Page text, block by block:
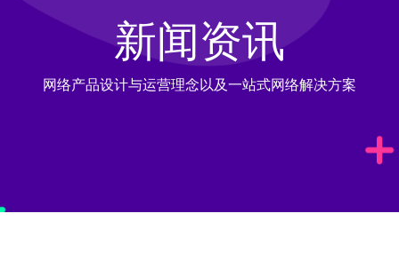
新闻资讯
网络产品设计与运营理念以及一站式网络解决方案